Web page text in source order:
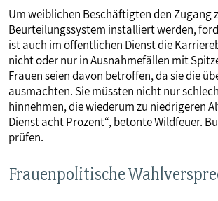
Um weiblichen Beschäftigten den
Beurteilungssystem installiert werden,
ist auch im öffentlichen Dienst die
nicht oder nur in Ausnahmefällen mit
Frauen seien davon betroffen, da sie die
ausmachten. Sie müssten nicht nur
hinnehmen, die wiederum zu niedrigeren
Dienst acht Prozent“, betonte Wildfeuer.
prüfen.
Frauenpolitische